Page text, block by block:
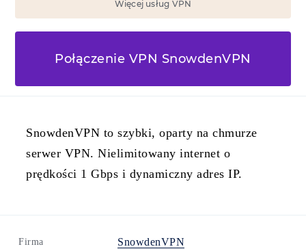
Więcej usług VPN
Połączenie VPN SnowdenVPN
SnowdenVPN to szybki, oparty na chmurze
serwer VPN. Nielimitowany internet o
prędkości 1 Gbps i dynamiczny adres IP.
Firma SnowdenVPN